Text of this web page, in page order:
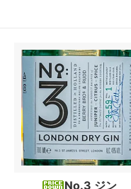
No.3 ジン